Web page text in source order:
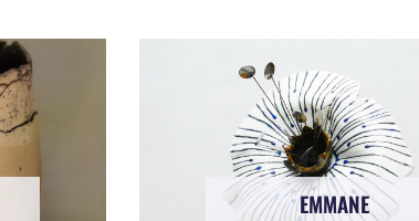
EMMANE